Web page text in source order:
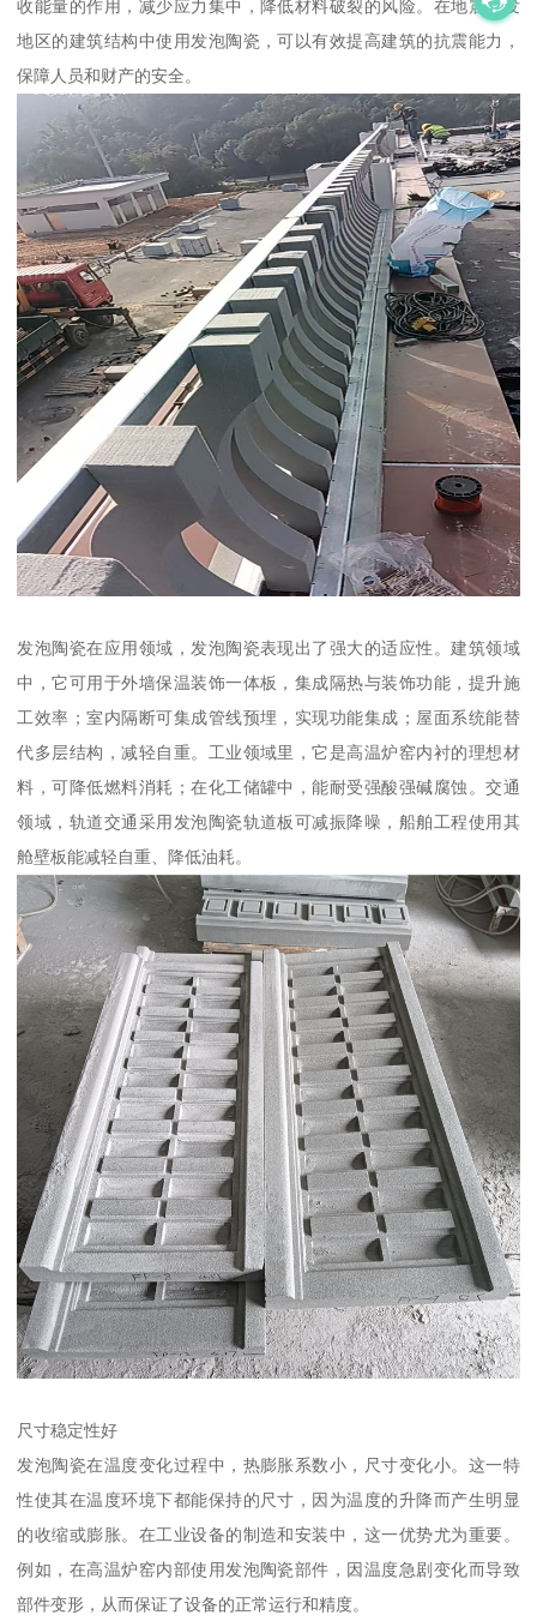
收能量的作用，减少应力集中，降低材料破裂的风险。在地震多发
地区的建筑结构中使用发泡陶瓷，可以有效提高建筑的抗震能力，
保障人员和财产的安全。
发泡陶瓷在应用领域，发泡陶瓷表现出了强大的适应性。建筑领域
中，它可用于外墙保温装饰一体板，集成隔热与装饰功能，提升施
工效率；室内隔断可集成管线预埋，实现功能集成；屋面系统能替
代多层结构，减轻自重。工业领域里，它是高温炉窑内衬的理想材
料，可降低燃料消耗；在化工储罐中，能耐受强酸强碱腐蚀。交通
领域，轨道交通采用发泡陶瓷轨道板可减振降噪，船舶工程使用其
舱壁板能减轻自重、降低油耗。
尺寸稳定性好
发泡陶瓷在温度变化过程中，热膨胀系数小，尺寸变化小。这一特
性使其在温度环境下都能保持的尺寸，因为温度的升降而产生明显
的收缩或膨胀。在工业设备的制造和安装中，这一优势尤为重要。
例如，在高温炉窑内部使用发泡陶瓷部件，因温度急剧变化而导致
部件变形，从而保证了设备的正常运行和精度。